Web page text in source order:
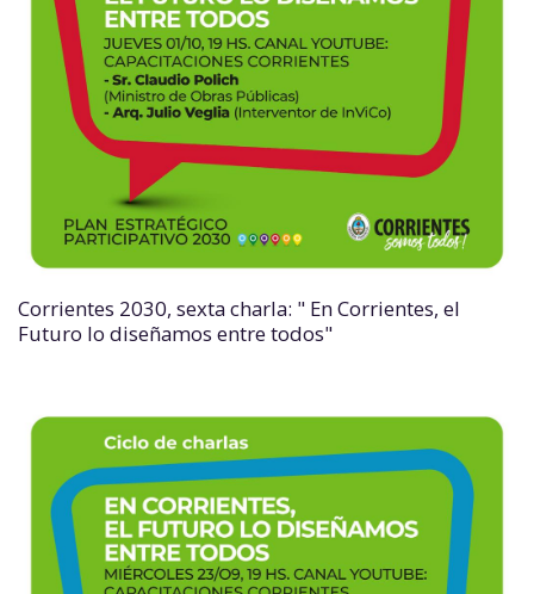
Corrientes 2030, sexta charla: " En Corrientes, el
Futuro lo diseñamos entre todos"